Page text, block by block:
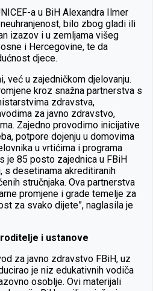
a u BiH Alexandra Ilmer
bilo zbog gladi ili
izazov i u zemljama višeg
i Hercegovine, te da
djece.
već u zajedničkom djelovanju.
kroz snažna partnerstva s
zdravstva,
za javno zdravstvo,
Zajedno provodimo inicijative
potpore dojenju u domovima
u vrtićima i programa
je 85 posto zajednica u FBiH
s desetinama akreditiranih
stručnjaka. Ova partnerstva
promjene i grade temelje za
za svako dijete”, naglasila je
i ustanove
za javno zdravstvo FBiH, uz
je niz edukativnih vodiča
osoblje. Ovi materijali